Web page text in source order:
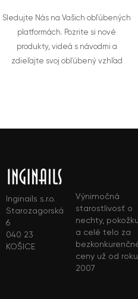
Sledujte Nás na Vašich obľúbených
platformách. Pozrite si nové
produkty, videá s návodmi a
zdieľajte svoj obľúbený vzhľad
Inginails s.r.o.
Starozagorská
6
040 23
KOŠICE
Výnimočná
starostlivosť o
nechty, pokožku
a celé telo za
ceny už od roku
2007